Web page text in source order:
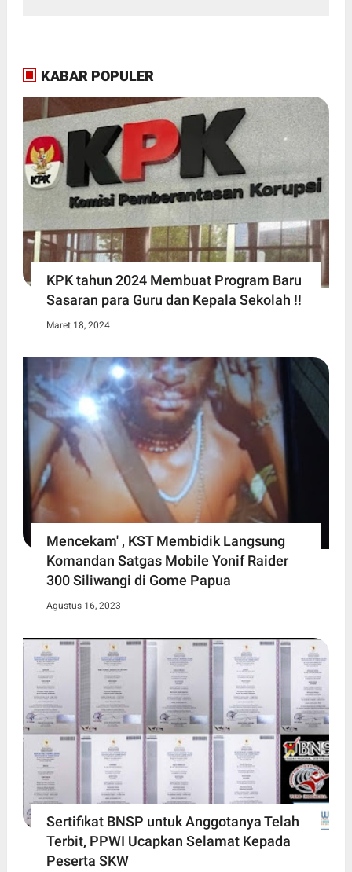
KABAR POPULER
KPK tahun 2024 Membuat Program Baru
Sasaran para Guru dan Kepala Sekolah !!
Maret 18, 2024
Mencekam' , KST Membidik Langsung
Komandan Satgas Mobile Yonif Raider
300 Siliwangi di Gome Papua
Agustus 16, 2023
Sertifikat BNSP untuk Anggotanya Telah
Terbit, PPWI Ucapkan Selamat Kepada
Peserta SKW